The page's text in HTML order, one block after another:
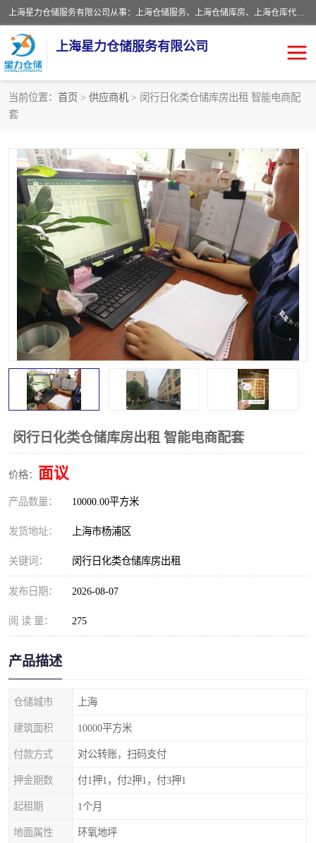
上海星力仓储服务有限公司从事：上海仓储服务、上海仓储库房、上海仓库代运营、上海仓库对外出租、上海仓库外包、上海三方仓储、上海电商仓储代发、上海电商代发货仓库、上海托管仓库、上海仓储配送。上海星力仓储服务有限公司现在拥有100个分仓、10万余平方的标准库房，精炼员工几百名，与几千家客户合作，公司已跻身上海仓储行业前列。欢迎来电咨询！
上海星力仓储服务有限公司
当前位置： 首页 > 供应商机 > 闵行日化类仓储库房出租 智能电商配
套
闵行日化类仓储库房出租 智能电商配套
价格： 面议
产品数量： 10000.00平方米
发货地址： 上海市杨浦区
关键词： 闵行日化类仓储库房出租
发布日期： 2026-08-07
阅 读 量： 275
产品描述
仓储城市 上海
建筑面积 10000平方米
付款方式 对公转账，扫码支付
押金期数 付1押1，付2押1，付3押1
起租期 1个月
地面属性 环氧地坪
上海仓储配送 上海仓库外包
上海仓库代运营 上海托管仓库
上海第三方仓储 上海仓储服务
仓储 上海电商代发货仓库
上海托管仓库